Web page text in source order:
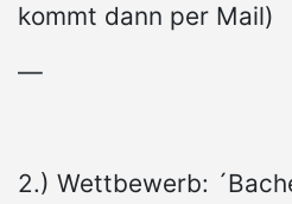
kommt dann per Mail)
—
2.) Wettbewerb: